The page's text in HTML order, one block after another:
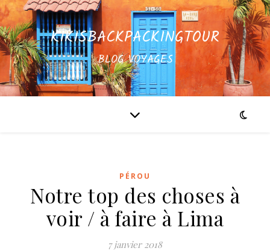
KIKISBACKPACKINGTOUR
BLOG VOYAGES
PÉROU
Notre top des choses à
voir / à faire à Lima
7 janvier 2018